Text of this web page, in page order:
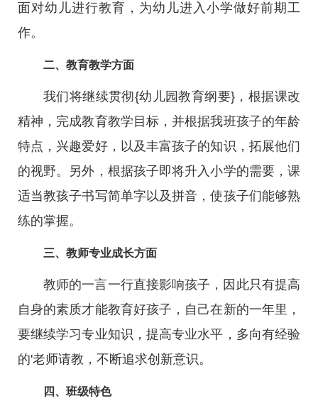
面对幼儿进行教育，为幼儿进入小学做好前期工
作。
二、教育教学方面
我们将继续贯彻{幼儿园教育纲要}，根据课改
精神，完成教育教学目标，并根据我班孩子的年龄
特点，兴趣爱好，以及丰富孩子的知识，拓展他们
的视野。另外，根据孩子即将升入小学的需要，课
适当教孩子书写简单字以及拼音，使孩子们能够熟
练的掌握。
三、教师专业成长方面
教师的一言一行直接影响孩子，因此只有提高
自身的素质才能教育好孩子，自己在新的一年里，
要继续学习专业知识，提高专业水平，多向有经验
的'老师请教，不断追求创新意识。
四、班级特色